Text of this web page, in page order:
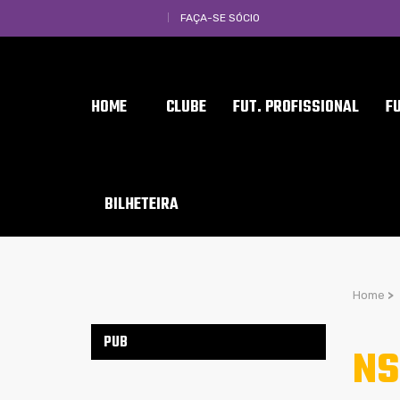
FAÇA-SE SÓCIO
HOME CLUBE FUT. PROFISSIONAL
BILHETEIRA
Home >
PUB